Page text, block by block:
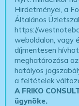
Hirdetményei, a
Általános
https://
weboldalon, vagy
díjmentesen
meghatározása
hatályos
a feltételek
A FRIKO
ügynöke.